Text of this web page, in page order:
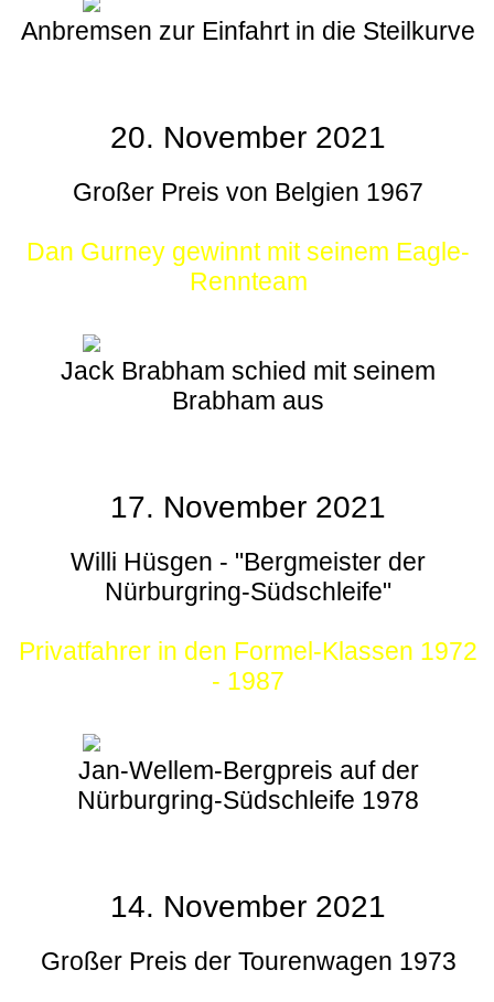
Anbremsen zur Einfahrt in die Steilkurve
20. November 2021
Großer Preis von Belgien 1967
Dan Gurney gewinnt mit seinem Eagle-
Rennteam
Jack Brabham schied mit seinem
Brabham aus
17. November 2021
Willi Hüsgen - "Bergmeister der
Nürburgring-Südschleife"
Privatfahrer in den Formel-Klassen 1972
- 1987
Jan-Wellem-Bergpreis auf der
Nürburgring-Südschleife 1978
14. November 2021
Großer Preis der Tourenwagen 1973